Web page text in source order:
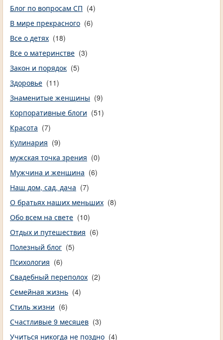
Блог по вопросам СП (4)
В мире прекрасного (6)
Все о детях (18)
Все о материнстве (3)
Закон и порядок (5)
Здоровье (11)
Знаменитые женщины (9)
Корпоративные блоги (51)
Красота (7)
Кулинария (9)
мужская точка зрения (0)
Мужчина и женщина (6)
Наш дом, сад, дача (7)
О братьях наших меньших (8)
Обо всем на свете (10)
Отдых и путешествия (6)
Полезный блог (5)
Психология (6)
Свадебный переполох (2)
Семейная жизнь (4)
Стиль жизни (6)
Счастливые 9 месяцев (3)
Учиться никогда не поздно (4)